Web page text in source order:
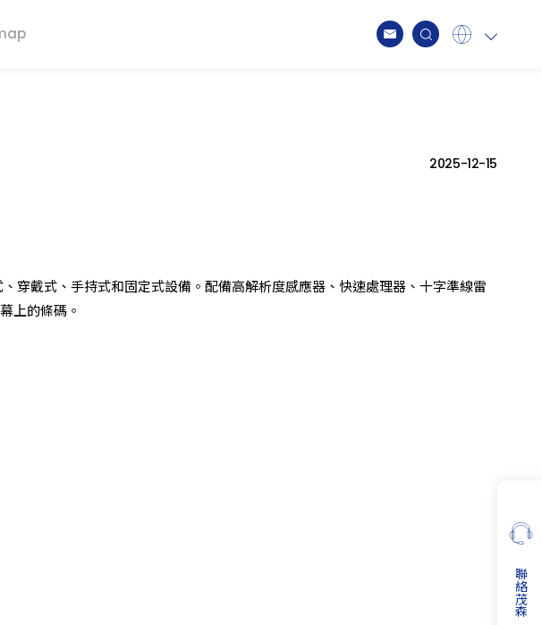
Deutsch
2025-12-15
穿戴式、手持式和固定式設備。配備高解析度感應器、快速處理器、十字準線雷
上的條碼。
聯絡茂森